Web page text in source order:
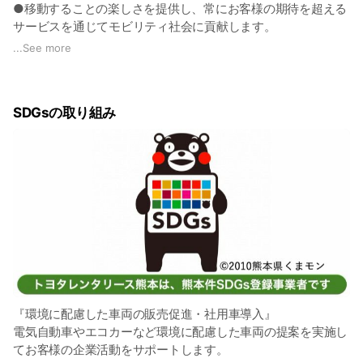
●移動することの楽しさを提供し、常にお客様の期待を超える
サービスを通じてモビリティ社会に貢献します。
●これまで培ってきた元気で明るく、思いやりのある社風をさ
らに深化させ、仕事や人生を楽しんでいるスタッフがお客様の
笑顔のためにチームワークを最大限に発揮します。
...See more
SDGsの取り組み
『環境に配慮した車両の販売促進・社用車導入』
電気自動車やエコカーなど環境に配慮した車両の提案を実施し
てお客様の企業活動をサポートします。